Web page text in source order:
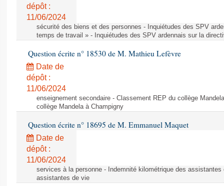
dépôt :
11/06/2024
sécurité des biens et des personnes - Inquiétudes des SPV
temps de travail » - Inquiétudes des SPV ardennais sur la
Question écrite n° 18530 de M. Mathieu Lefèvre
Date de
dépôt :
11/06/2024
enseignement secondaire - Classement REP du collège
collège Mandela à Champigny
Question écrite n° 18695 de M. Emmanuel Maquet
Date de
dépôt :
11/06/2024
services à la personne - Indemnité kilométrique des
assistantes de vie